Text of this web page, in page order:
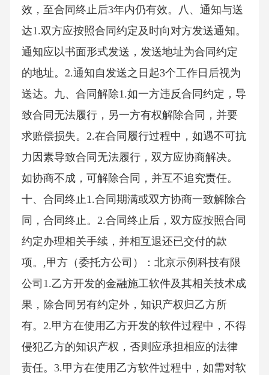
效，至合同终止后3年内仍有效。八、通知与送
达1.双方应按照合同约定及时向对方发送通知。
通知应以书面形式发送，发送地址为合同约定
的地址。2.通知自发送之日起3个工作日后视为
送达。九、合同解除1.如一方违反合同约定，导
致合同无法履行，另一方有权解除合同，并要
求赔偿损失。2.在合同履行过程中，如遇不可抗
力因素导致合同无法履行，双方应协商解决。
如协商不成，可解除合同，并互不追究责任。
十、合同终止1.合同期满或双方协商一致解除合
同，合同终止。2.合同终止后，双方应按照合同
约定办理相关手续，并相互退还已交付的款
项。,甲方（委托方公司）：北京示例科技有限
公司1.乙方开发的金融施工软件及其相关技术成
果，除合同另有约定外，知识产权归乙方所
有。2.甲方在使用乙方开发的软件过程中，不得
侵犯乙方的知识产权，否则应承担相应的法律
责任。3.甲方在使用乙方软件过程中，如需对软